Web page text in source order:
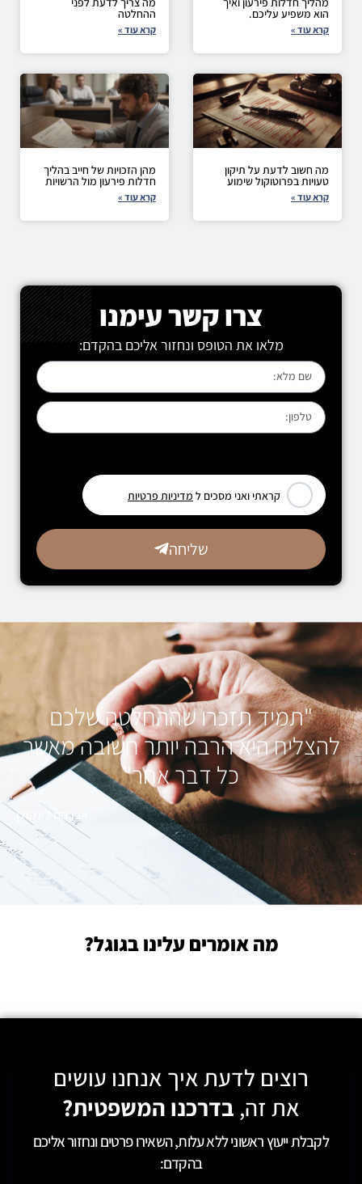
הוא משפיע עליכם.
קרא עוד »
ההחלטה
קרא עוד »
מה חשוב לדעת על תיקון
טעויות בפרוטוקול שימוע
קרא עוד »
מהן הזכויות של חייב בהליך
חדלות פירעון מול הרשויות
קרא עוד »
צרו קשר עימנו
מלאו את הטופס ונחזור אליכם בהקדם:
קראתי ואני מסכים ל מדיניות פרטיות
שליחה
"תמיד תזכרו שההחלטה שלכם
להצליח היא הרבה יותר חשובה מאשר
כל דבר אחר"
אברהם לינקולן
מה אומרים עלינו בגוגל?
רוצים לדעת איך אנחנו עושים
את זה, בדרכנו המשפטית?
לקבלת ייעוץ ראשוני ללא עלות, השאירו פרטים ונחזור אליכם
בהקדם: